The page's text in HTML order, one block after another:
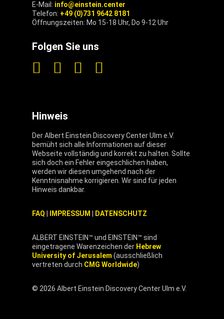
E-Mail: info@einstein.center
Telefon: +49 (0)731 9642 8181
Öffnungszeiten: Mo 15-18 Uhr, Do 9-12 Uhr
Folgen Sie uns
Hinweis
Der Albert Einstein Discovery Center Ulm e.V.
bemüht sich alle Informationen auf dieser
Webseite vollständig und korrekt zu halten. Sollte
sich doch ein Fehler eingeschlichen haben,
werden wir diesen umgehend nach der
Kenntnisnahme korrigieren. Wir sind für jeden
Hinweis dankbar.
FAQ IMPRESSUM DATENSCHUTZ
ALBERT EINSTEIN™ und EINSTEIN™ sind
eingetragene Warenzeichen der Hebrew
University of Jerusalem (ausschließlich
vertreten durch CMG Worldwide)
© 2026 Albert Einstein Discovery Center Ulm e.V.